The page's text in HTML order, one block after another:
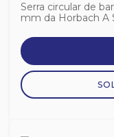
Serra circular de
mm da Horbach A